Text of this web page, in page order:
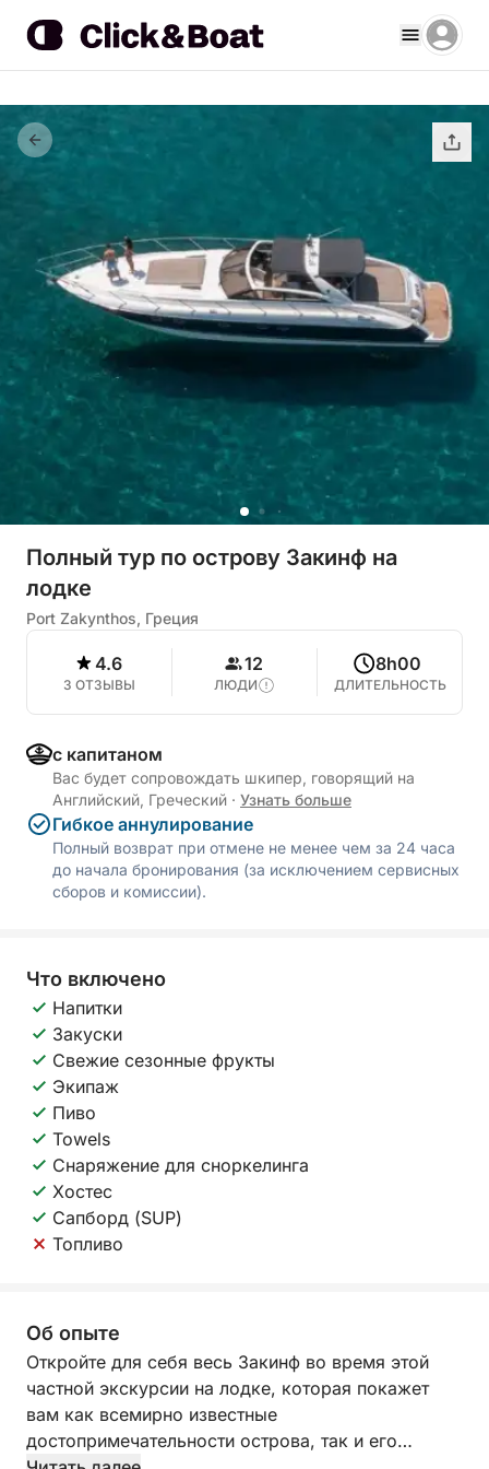
Полный тур по острову Закинф на
лодке
Port Zakynthos, Греция
4.6
3 ОТЗЫВЫ
12
ЛЮДИ
8h00
ДЛИТЕЛЬНОСТЬ
с капитаном
Вас будет сопровождать шкипер, говорящий на
Английский, Греческий · Узнать больше
Гибкое аннулирование
Полный возврат при отмене не менее чем за 24 часа
до начала бронирования (за исключением сервисных
сборов и комиссии).
Что включено
Напитки
Закуски
Свежие сезонные фрукты
Экипаж
Пиво
Towels
Снаряжение для сноркелинга
Хостес
Сапборд (SUP)
Топливо
Об опыте
Откройте для себя весь Закинф во время этой
частной экскурсии на лодке, которая покажет
вам как всемирно известные
достопримечательности острова, так и его